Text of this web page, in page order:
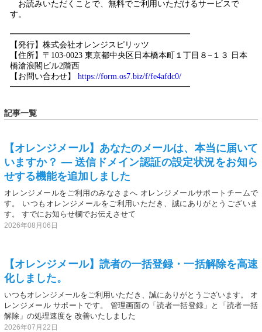
記事一覧
【オレンジメール】あなたのメールは、本当に届いて
いますか？ — 送信ドメイン認証の設定状況をお知ら
せする機能を追加しました
オレンジメールをご利用のみなさまへ オレンジメールサポートチームで
す。 いつもオレンジメールをご利用いただき、誠にありがとうございま
す。 すでにお知らせ欄でお伝えさせて
2026年08月06日
【オレンジメール】読者の一括登録・一括解除を高速
化しました。
いつもオレンジメールをご利用いただき、誠にありがとうございます。 オ
レンジメール サポートです。 管理画面の「読者一括登録」と「読者一括
解除」の処理速度を 改善いたしました
2026年07月22日